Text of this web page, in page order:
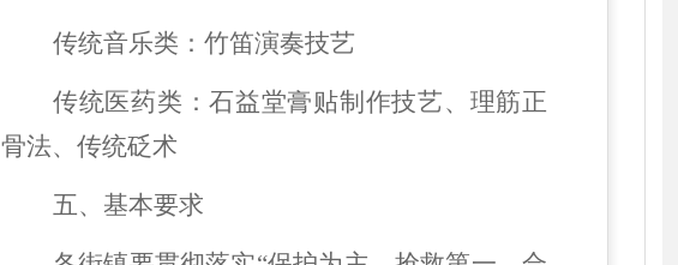
传统音乐类：竹笛演奏技艺
传统医药类：石益堂膏贴制作技艺、理筋正
骨法、传统砭术
五、基本要求